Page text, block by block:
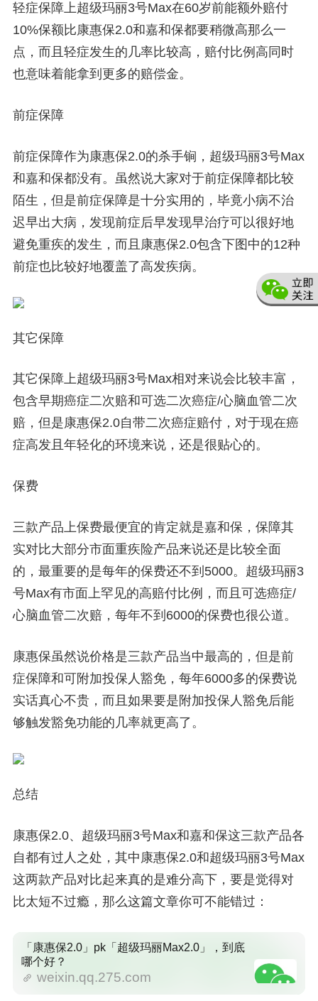
轻症保障上超级玛丽3号Max在60岁前能额外赔付
10%保额比康惠保2.0和嘉和保都要稍微高那么一
点，而且轻症发生的几率比较高，赔付比例高同时
也意味着能拿到更多的赔偿金。
前症保障
前症保障作为康惠保2.0的杀手锏，超级玛丽3号Max
和嘉和保都没有。虽然说大家对于前症保障都比较
陌生，但是前症保障是十分实用的，毕竟小病不治
迟早出大病，发现前症后早发现早治疗可以很好地
避免重疾的发生，而且康惠保2.0包含下图中的12种
前症也比较好地覆盖了高发疾病。
其它保障
其它保障上超级玛丽3号Max相对来说会比较丰富，
包含早期癌症二次赔和可选二次癌症/心脑血管二次
赔，但是康惠保2.0自带二次癌症赔付，对于现在癌
症高发且年轻化的环境来说，还是很贴心的。
保费
三款产品上保费最便宜的肯定就是嘉和保，保障其
实对比大部分市面重疾险产品来说还是比较全面
的，最重要的是每年的保费还不到5000。超级玛丽3
号Max有市面上罕见的高赔付比例，而且可选癌症/
心脑血管二次赔，每年不到6000的保费也很公道。
康惠保虽然说价格是三款产品当中最高的，但是前
症保障和可附加投保人豁免，每年6000多的保费说
实话真心不贵，而且如果要是附加投保人豁免后能
够触发豁免功能的几率就更高了。
总结
康惠保2.0、超级玛丽3号Max和嘉和保这三款产品各
自都有过人之处，其中康惠保2.0和超级玛丽3号Max
这两款产品对比起来真的是难分高下，要是觉得对
比太短不过瘾，那么这篇文章你可不能错过：
「康惠保2.0」pk「超级玛丽Max2.0」，到底
哪个好？
weixin.qq.275.com